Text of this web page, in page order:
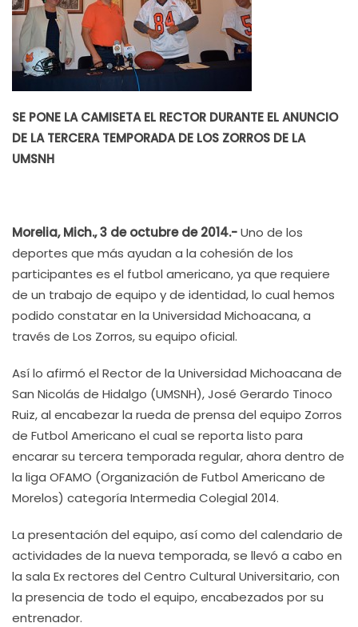
SE PONE LA CAMISETA EL RECTOR DURANTE EL ANUNCIO
DE LA TERCERA TEMPORADA DE LOS ZORROS DE LA
UMSNH
Morelia, Mich., 3 de octubre de 2014.-Uno de los
deportes que más ayudan a la cohesión de los
participantes es el futbol americano, ya que requiere
de un trabajo de equipo y de identidad, lo cual hemos
podido constatar en la Universidad Michoacana, a
través de Los Zorros, su equipo oficial.
Así lo afirmó el Rector de la Universidad Michoacana de
San Nicolás de Hidalgo (UMSNH), José Gerardo Tinoco
Ruiz, al encabezar la rueda de prensa del equipo Zorros
de Futbol Americano el cual se reporta listo para
encarar su tercera temporada regular, ahora dentro de
la liga OFAMO (Organización de Futbol Americano de
Morelos) categoría Intermedia Colegial 2014.
La presentación del equipo, así como del calendario de
actividades de la nueva temporada, se llevó a cabo en
la sala Ex rectores del Centro Cultural Universitario, con
la presencia de todo el equipo, encabezados por su
entrenador.